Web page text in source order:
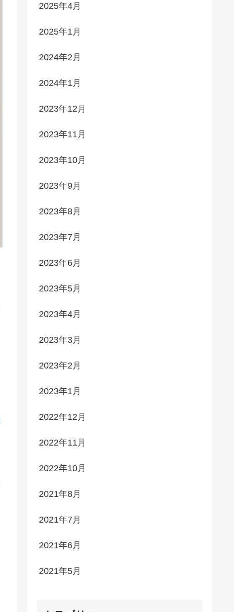
2025年4月
2025年1月
2024年2月
2024年1月
2023年12月
2023年11月
2023年10月
2023年9月
2023年8月
2023年7月
2023年6月
2023年5月
2023年4月
2023年3月
2023年2月
2023年1月
2022年12月
2022年11月
2022年10月
2021年8月
2021年7月
2021年6月
2021年5月